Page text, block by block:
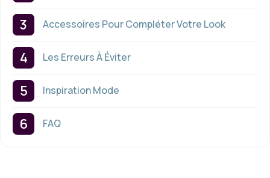
Accessoires Pour Compléter Votre Look
Les Erreurs À Éviter
Inspiration Mode
FAQ